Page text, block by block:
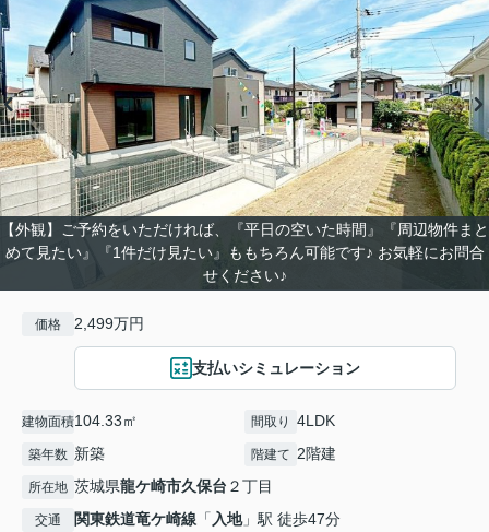
【外観】ご予約をいただければ、『平日の空いた時間』『周辺物件まと
めて見たい』『1件だけ見たい』ももちろん可能です♪ お気軽にお問合
せください♪
価格 2,499万円
支払いシミュレーション
建物面積104.33㎡ 間取り 4LDK
築年数 新築 階建て 2階建
所在地 茨城県龍ケ崎市久保台 ２丁目
交通 関東鉄道竜ケ崎線 「入地」駅 徒歩47分